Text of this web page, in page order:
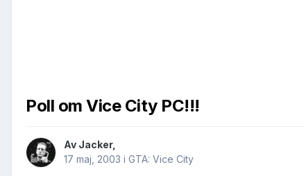
Poll om Vice City PC!!!
Av Jacker,
17 maj, 2003 i GTA: Vice City